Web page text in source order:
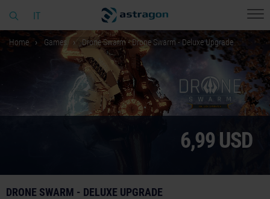
IT
Home Games Drone Swarm - Drone Swarm - Deluxe Upgrade
6,99 USD
DRONE SWARM - DELUXE UPGRADE